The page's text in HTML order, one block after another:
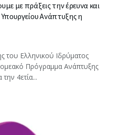
με πράξεις την έρευνα και
Ανάπτυξης η
του Ελληνικού Ιδρύματος
Πρόγραμμα Ανάπτυξης
4ετία...